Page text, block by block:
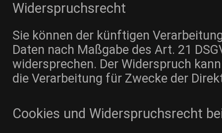
Widerspruchsrecht
Sie können der künftigen
Daten nach Maßgabe des Art. 21
widersprechen. Der Widerspruch
die Verarbeitung für Zwecke der
Cookies und Widerspruchsrecht